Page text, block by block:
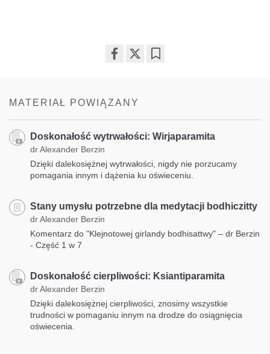
MATERIAŁ POWIĄZANY
Doskonałość wytrwałości: Wirjaparamita
dr Alexander Berzin
Dzięki dalekosiężnej wytrwałości, nigdy nie porzucamy
pomagania innym i dążenia ku oświeceniu.
Stany umysłu potrzebne dla medytacji bodhiczitty
dr Alexander Berzin
Komentarz do "Klejnotowej girlandy bodhisattwy" – dr Berzin
- Część 1 w 7
Doskonałość cierpliwości: Ksiantiparamita
dr Alexander Berzin
Dzięki dalekosiężnej cierpliwości, znosimy wszystkie
trudności w pomaganiu innym na drodze do osiągnięcia
oświecenia.